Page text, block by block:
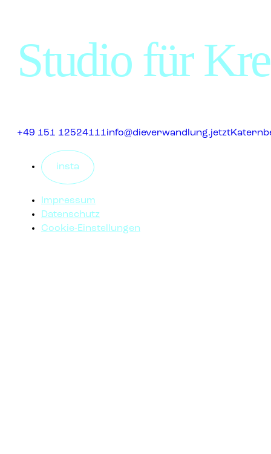
Studio für
+49 151 12524111info@dieverwandlung.jetzt
insta
Impressum
Datenschutz
Cookie-Einstellungen